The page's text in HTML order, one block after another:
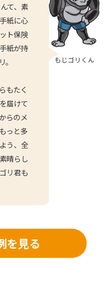
て、素
紙に心
ト保険
紙が持
もたく
届けて
らのメ
っと多
う、全
晴らし
リ君も
もじゴリくん
を見る